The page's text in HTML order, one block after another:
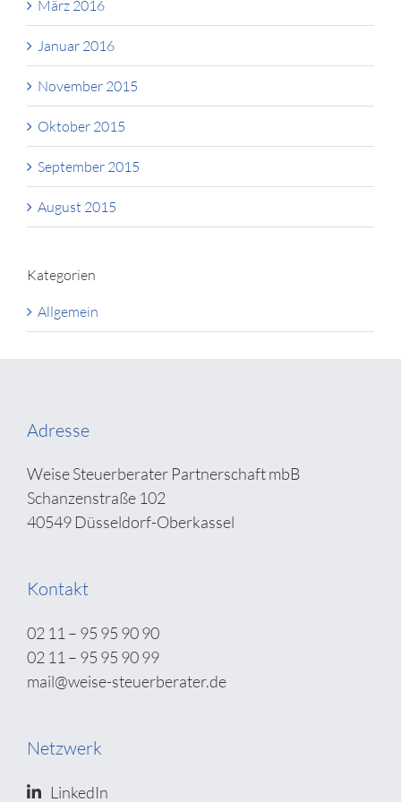
März 2016
Januar 2016
November 2015
Oktober 2015
September 2015
August 2015
Kategorien
Allgemein
Adresse
Weise Steuerberater Partnerschaft mbB
Schanzenstraße 102
40549 Düsseldorf-Oberkassel
Kontakt
02 11 – 95 95 90 90
02 11 – 95 95 90 99
mail@weise-steuerberater.de
Netzwerk
LinkedIn